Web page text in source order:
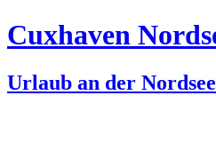
Cuxhaven
Urlaub an der